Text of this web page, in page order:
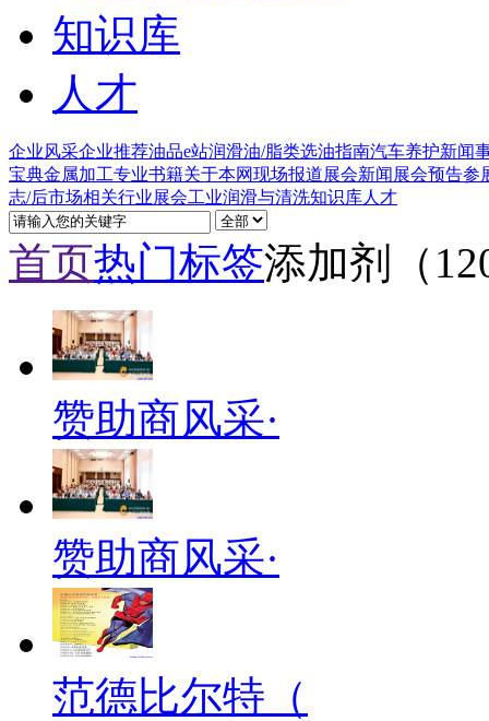
知识库
人才
企业风采企业推荐油品e站润滑油/脂类选油指南汽车养护新闻
宝典金属加工专业书籍关于本网现场报道展会新闻 展会预告参
志/后市场相关行业展会工业润滑与清洗知识库人才
首页热门标签添加剂（
赞助商风采·
赞助商风采·
范德比尔特（